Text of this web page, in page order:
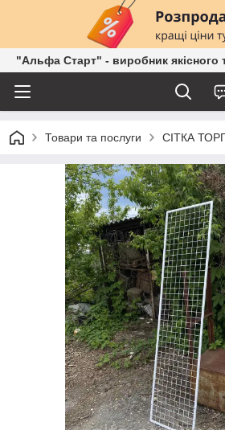
"Альфа Старт" - виробник якісного
Товари та послуги СІТКА